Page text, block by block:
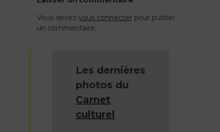
Vous devez vous connecterpour publier
un commentaire.
Les dernières
photos du
Carnet
culturel